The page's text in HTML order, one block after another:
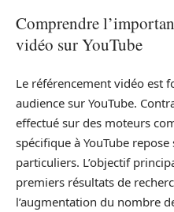
Comprendre
vidéo sur YouTube
Le référencement vidéo est
audience sur YouTube.
effectué sur des moteurs
spécifique à YouTube
particuliers. L’objectif
premiers résultats de
l’augmentation du nombre